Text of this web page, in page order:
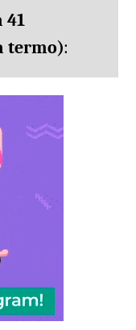
41
termo):